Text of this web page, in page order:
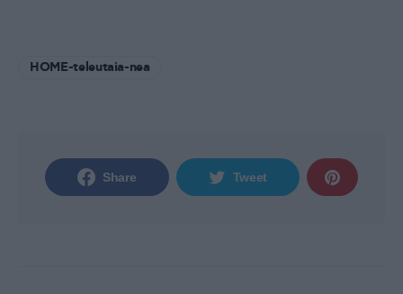
HOME-teleutaia-nea
Share Tweet